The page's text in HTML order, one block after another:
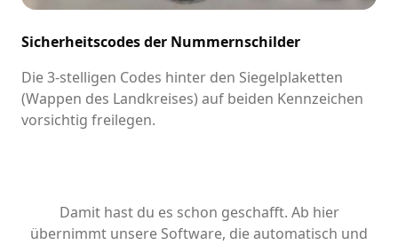
Sicherheitscodes der Nummernschilder
Die 3-stelligen Codes hinter den Siegelplaketten
(Wappen des Landkreises) auf beiden Kennzeichen
vorsichtig freilegen.
Damit hast du es schon geschafft. Ab hier
übernimmt unsere Software, die automatisch und